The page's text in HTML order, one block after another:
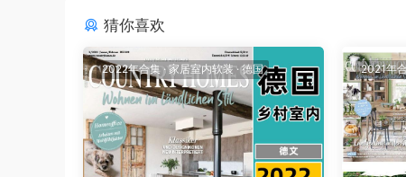
猜你喜欢
2022年合集 · 家居室内软装·德国 2021年